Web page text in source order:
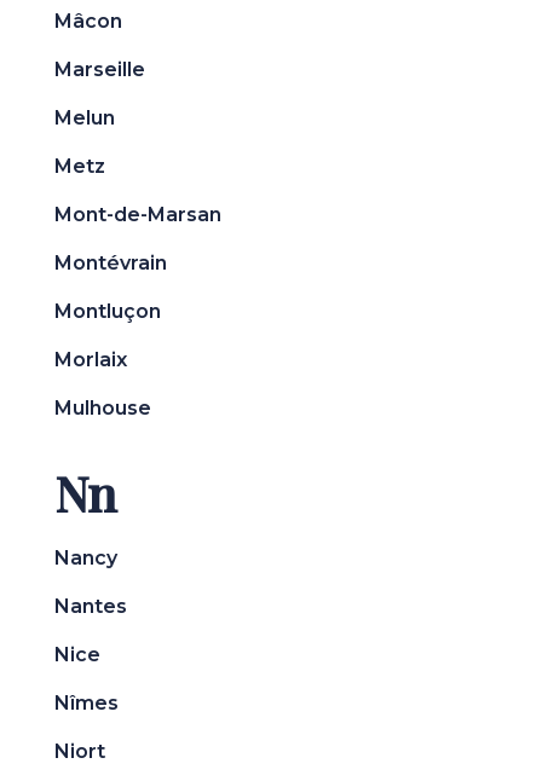
Mâcon
Marseille
Melun
Metz
Mont-de-Marsan
Montévrain
Montluçon
Morlaix
Mulhouse
Nn
Nancy
Nantes
Nice
Nîmes
Niort